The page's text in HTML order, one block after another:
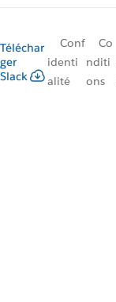
Téléchar
ger
Slack
Conf
identi
alité
Co
nditi
ons